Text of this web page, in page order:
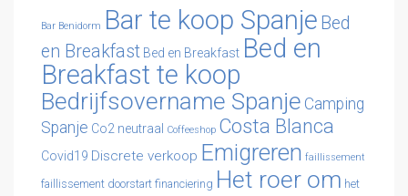
Bar Benidorm Bar te koop Spanje Bed
en Breakfast Bed en Breakfast Bed en
Breakfast te koop
Bedrijfsovername Spanje Camping
Spanje Co2 neutraal Coffeeshop Costa Blanca
Covid19 Discrete verkoop Emigreren faillissement
faillissement doorstart financiering Het roer om het